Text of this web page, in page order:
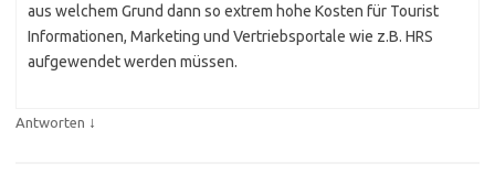
aus welchem Grund dann so extrem hohe Kosten für Tourist
Informationen, Marketing und Vertriebsportale wie z.B. HRS
aufgewendet werden müssen.
Antworten ↓